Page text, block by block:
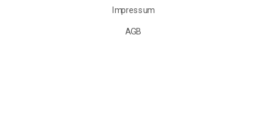
Impressum
AGB